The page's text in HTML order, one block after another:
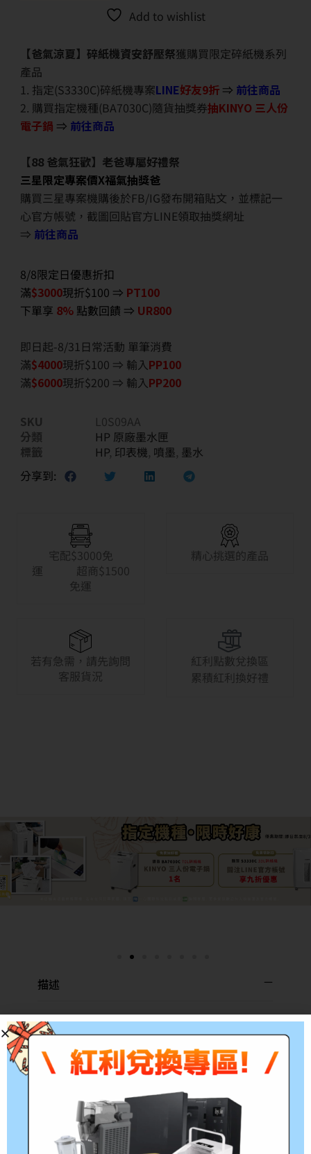
Add to wishlist
【爸氣涼夏】碎紙機資安舒壓祭獲購買限定碎紙機系列
產品
1. 指定(S3330C)碎紙機專案LINE好友9折 ⇒ 前往商品
2. 購買指定機種(BA7030C)隨貨抽獎券抽KINYO 三人份
電子鍋 ⇒ 前往商品
【88 爸氣狂歡】老爸專屬好禮祭
三星限定專案價X福氣抽獎爸
購買三星專案機購後於FB/IG發布開箱貼文，並標記一
心官方帳號，截圖回貼官方LINE領取抽獎網址
⇒ 前往商品
8/8限定日優惠折扣
滿$3000現折$100 ⇒ PT100
下單享 8% 點數回饋 ⇒ UR800
即日起-8/31日常活動 單筆消費
滿$4000現折$100 ⇒ 輸入PP100
滿$6000現折$200 ⇒ 輸入PP200
SKU
L0S09AA
分類
HP 原廠墨水匣
標籤
HP, 印表機, 噴墨, 墨水
分享到:
宅配$3000免
運 超商$1500
免運
精心挑選的產品
若有急需，請先詢問
客服貨況
紅利點數兌換區
累積紅利換好禮
描述
品牌 HP
品號 L0S09AA
品名 No.975X 原廠黑色墨水匣
452/477/552/577/P55250/P57750
顏色 黑色